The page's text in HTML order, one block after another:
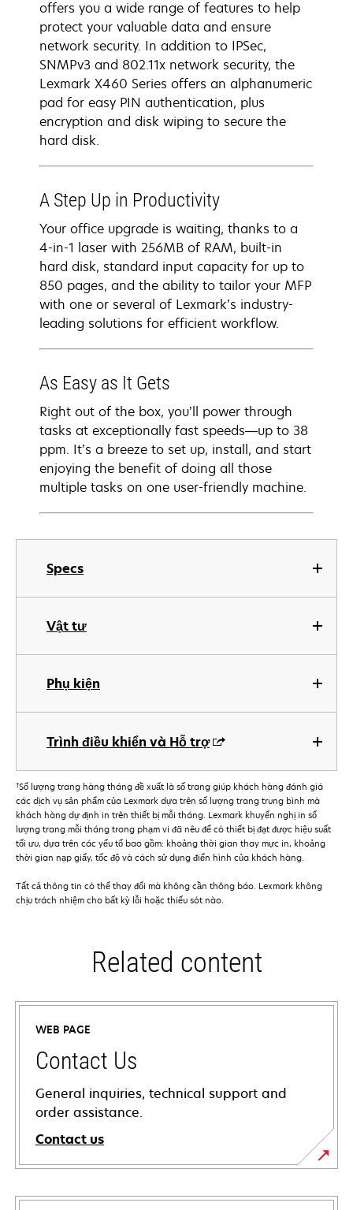
Specs
Vật tư
Phụ kiện
Trình điều khiển và Hỗ trợ
offers you a wide range of features to help
protect your valuable data and ensure
network security. In addition to IPSec,
SNMPv3 and 802.11x network security, the
Lexmark X460 Series offers an alphanumeric
pad for easy PIN authentication, plus
encryption and disk wiping to secure the
hard disk.
A Step Up in Productivity
Your office upgrade is waiting, thanks to a
4-in-1 laser with 256MB of RAM, built-in
hard disk, standard input capacity for up to
850 pages, and the ability to tailor your MFP
with one or several of Lexmark’s industry-
leading solutions for efficient workflow.
As Easy as It Gets
Right out of the box, you’ll power through
tasks at exceptionally fast speeds—up to 38
ppm. It’s a breeze to set up, install, and start
enjoying the benefit of doing all those
multiple tasks on one user-friendly machine.
†Số lượng trang hàng tháng đề xuất là số trang giúp khách hàng đánh giá
các dịch vụ sản phẩm của Lexmark dựa trên số lượng trang trung bình mà
khách hàng dự định in trên thiết bị mỗi tháng. Lexmark khuyến nghị in số
lượng trang mỗi tháng trong phạm vi đã nêu để có thiết bị đạt được hiệu suất
tối ưu, dựa trên các yếu tố bao gồm: khoảng thời gian thay mực in, khoảng
thời gian nạp giấy, tốc độ và cách sử dụng điển hình của khách hàng.
Tất cả thông tin có thể thay đổi mà không cần thông báo. Lexmark không
chịu trách nhiệm cho bất kỳ lỗi hoặc thiếu sót nào.
Related content
WEB PAGE
Contact Us
General inquiries, technical support and
order assistance.
Contact us